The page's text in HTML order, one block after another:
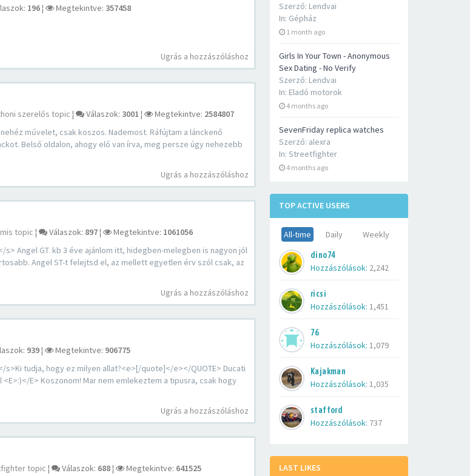
Szerző: Lendvai
In: Gépház
1 month ago
Girls In Your Town - Anonymous
Sex Dating - No Verify
Szerző: Lendvai
In: Eladó motorok
4 months ago
SevenFriday replica watches
Szerző: alexra
In: Streetfighter
4 months ago
TOP ACTIVE USERS
All-time Daily Weekly
dino74
Hozzászólások: 2,242
ricsi
Hozzászólások: 1,451
76
Hozzászólások: 1,079
Kajakman
Hozzászólások: 1,035
stafford
Hozzászólások: 737
LAST LIKES
196¦ Megtekintve: 357458
Ugrás a hozzászóláshoz
szerelős topic ¦ Válaszok: 3001 ¦ Megtekintve: 2584807
művelet, csak koszos. Nademost. Ráfújtam a lánckenő
Belső oldalon, ahogy elő van írva, meg persze úgy nehezebb
Ugrás a hozzászóláshoz
topic ¦ Válaszok: 897¦ Megtekintve: 1061056
Angel GT. kb 3 éve ajánlom itt, hidegben-melegben is nagyon jól
Angel ST-t felejtsd el, az mellett egyetlen érv szól csak, az
Ugrás a hozzászóláshoz
939¦ Megtekintve: 906775
tudja, hogy ez milyen allat?<e>[/quote]</e></QUOTE> Ducati
E> Koszonom! Mar nem emlekeztem a tipusra, csak hogy
Ugrás a hozzászóláshoz
topic ¦ Válaszok: 688¦ Megtekintve: 641525